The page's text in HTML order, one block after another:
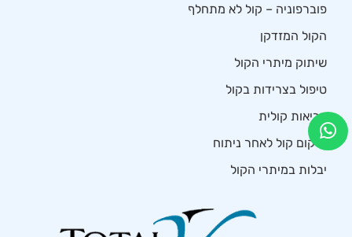
פוברפוניה – קול לא מתחלף
הקול המזדקן
שיתוק מיתרי הקול
טיפול בצרידות בקול
בריאות קולית
שיקום קול לאחר ניתוח
יבלות במיתרי הקול